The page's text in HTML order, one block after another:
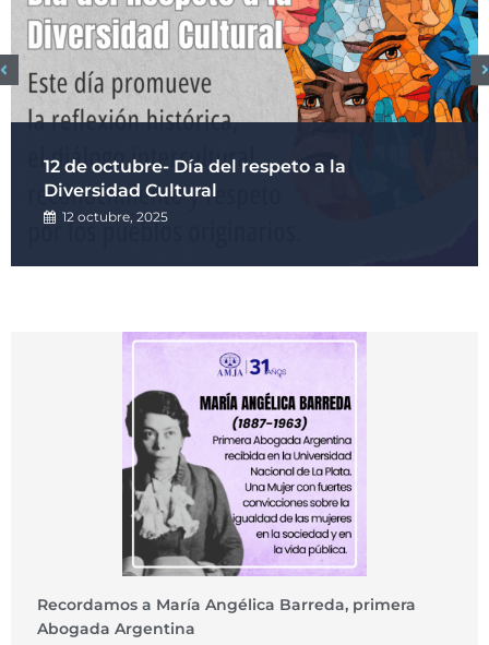
12 de octubre- Día del respeto a la
Diversidad Cultural
12 octubre, 2025
Recordamos a María Angélica Barreda, primera
Abogada Argentina